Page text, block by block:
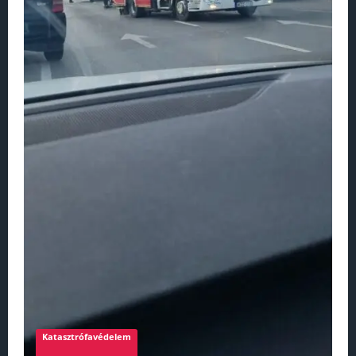
Katasztrófavédelem